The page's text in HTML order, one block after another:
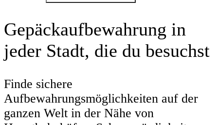
Gepäckaufbewahrung in
jeder Stadt, die du besuchst
Finde sichere
Aufbewahrungsmöglichkeiten auf der
ganzen Welt in der Nähe von